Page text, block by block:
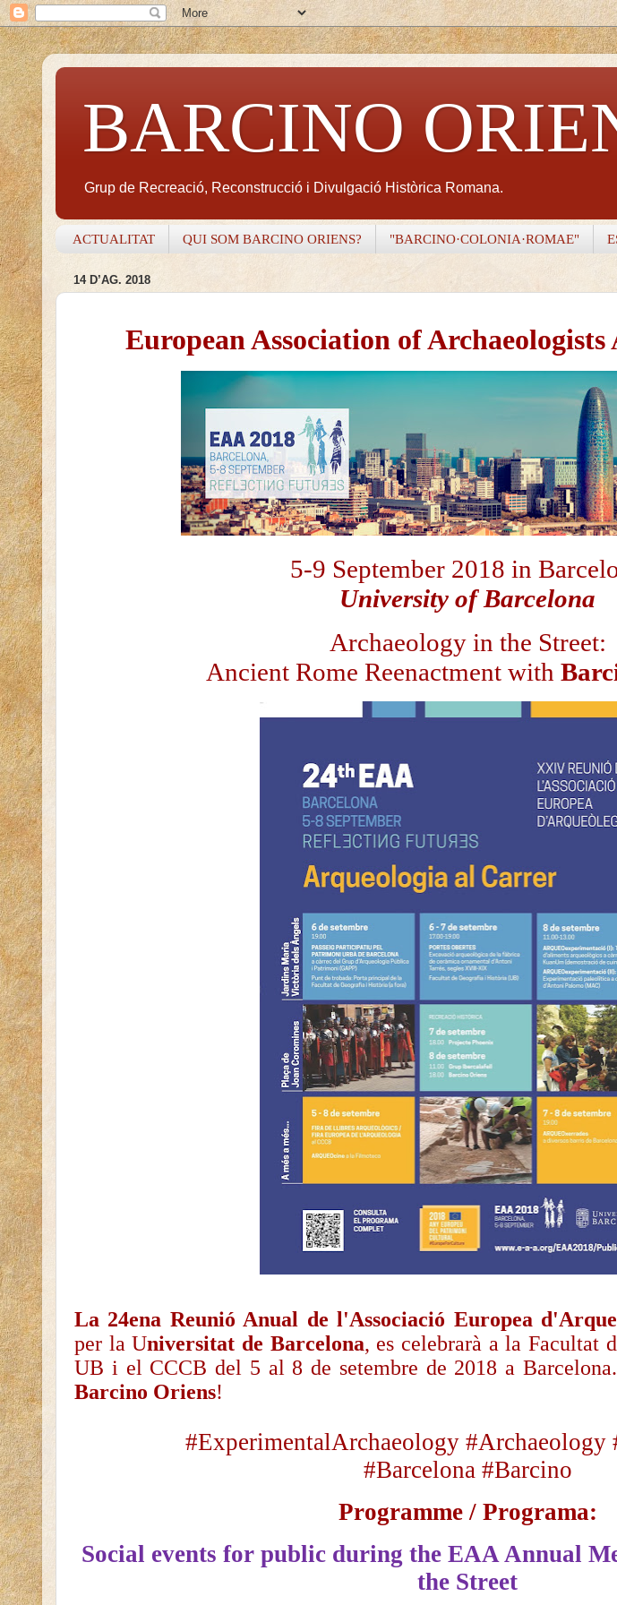
BARCINO
Grup de Recreació, Reconstrucció i Divulgació Històrica Romana.
ACTUALITAT QUI SOM BARCINO ORIENS? "BARCINO·COLONIA·ROMAE"
14 D’AG. 2018
European Association of
5-9 September 2018 in
University of Barcelona
Archaeology in the Street:
Ancient Rome Reenactment with
La 24ena Reunió Anual de l'Associació Europea
per la Universitat de Barcelona, es celebrarà a la Facultat
UB i el CCCB del 5 al 8 de setembre de 2018 a
Barcino Oriens!
#ExperimentalArchaeology #Archaeology
#Barcelona #Barcino
Programme / Programa:
Social events for public during the EAA Annual
the Street